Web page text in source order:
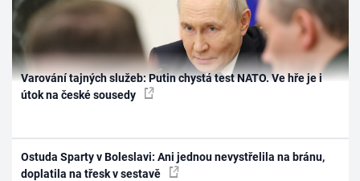
Varování tajných služeb: Putin chystá test NATO. Ve hře je i
útok na české sousedy
Ostuda Sparty v Boleslavi: Ani jednou nevystřelila na bránu,
doplatila na třesk v sestavě